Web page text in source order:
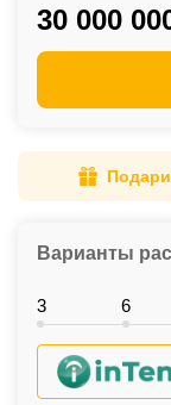
30 000
Варианты
3 6